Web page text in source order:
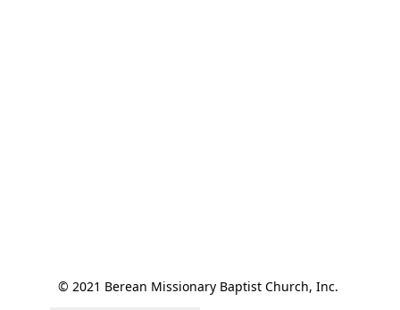
© 2021 Berean Missionary Baptist Church, Inc.